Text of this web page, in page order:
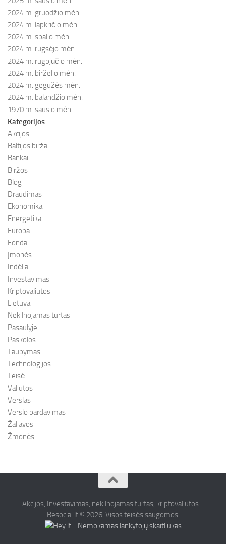
2024 m. gruodžio mėn.
2024 m. lapkričio mėn.
2024 m. spalio mėn.
2024 m. rugsėjo mėn.
2024 m. rugpjūčio mėn.
2024 m. birželio mėn.
2024 m. gegužės mėn.
2024 m. balandžio mėn.
1970 m. sausio mėn.
Kategorijos
Akcijos
Baltijos birža
Bankai
Biržos
Blog
Draudimas
Ekonomika
Energetika
Europa
Fondai
Įmonės
Indėliai
Investavimas
Kriptovaliutos
Lietuva
Nekilnojamas turtas
Pasaulyje
Paskolos
Taupymas
Technologijos
Teisė
Valiutos
Verslas
Verslo pardavimas
Žaliavos
Žmonės
Akcijos, Investavimas, nekilnojamas turtas, kriptovaliutos -
Besociai.lt © 2026. Visos teisės saugomos.